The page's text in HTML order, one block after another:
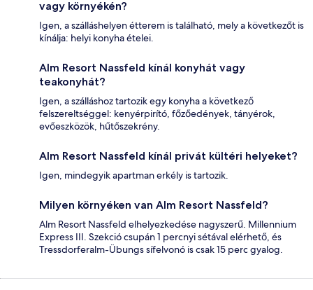
vagy környékén?
Igen, a szálláshelyen étterem is található, mely a következőt is
kínálja: helyi konyha ételei.
Alm Resort Nassfeld kínál konyhát vagy
teakonyhát?
Igen, a szálláshoz tartozik egy konyha a következő
felszereltséggel: kenyérpirító, főzőedények, tányérok,
evőeszközök, hűtőszekrény.
Alm Resort Nassfeld kínál privát kültéri helyeket?
Igen, mindegyik apartman erkély is tartozik.
Milyen környéken van Alm Resort Nassfeld?
Alm Resort Nassfeld elhelyezkedése nagyszerű. Millennium
Express III. Szekció csupán 1 percnyi sétával elérhető, és
Tressdorferalm-Übungs sífelvonó is csak 15 perc gyalog.